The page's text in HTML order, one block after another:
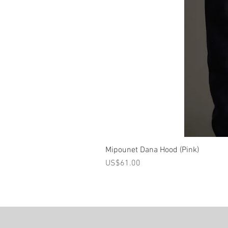
Mipounet Dana Hood (Pink)
가격
US$61.00